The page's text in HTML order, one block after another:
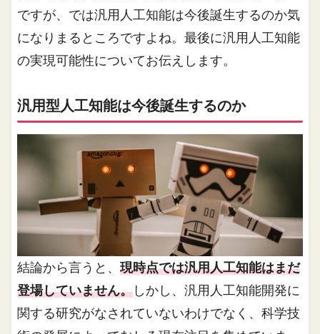
ですが、では汎用人工知能は今後誕生するのか気
になりまるところですよね。最後に汎用人工知能
の実現可能性についてお伝えします。
汎用型人工知能は今後誕生するのか
結論から言うと、現時点では汎用人工知能はまだ
登場していません。 しかし、汎用人工知能開発に
関する研究がなされていないわけでなく、科学技